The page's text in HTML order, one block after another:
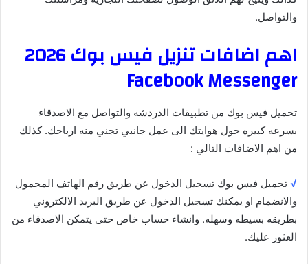
والتواصل.
اهم اضافات تنزيل فيس بوك 2026
Facebook Messenger
تحميل فيس بوك من تطبيقات الدردشه والتواصل مع الاصدقاء
بسرعه كبيره حول هوايتك الى عمل جانبي تجني منه ارباحك. كذلك
من اهم الاضافات التالي :
√ تحميل فيس بوك تسجيل الدخول عن طريق رقم الهاتف المحمول
والانضمام او يمكنك تسجيل الدخول عن طريق البريد الالكتروني
بطريقه بسيطه وسهله. وانشاء حساب خاص حتى يتمكن الاصدقاء من
العثور عليك.